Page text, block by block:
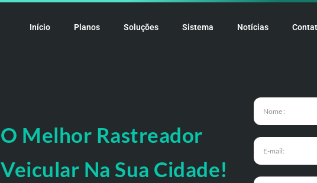
Início Planos Soluções Sistema Notícias
O Melhor Rastreador
Veicular Na Sua Cidade!